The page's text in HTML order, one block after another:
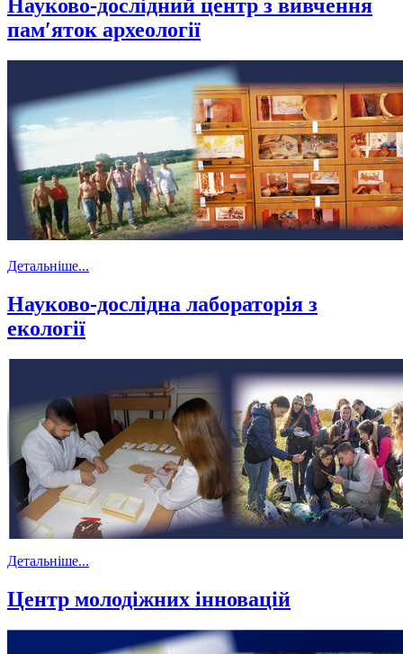
Науково-дослідний центр з вивчення
пам′яток археології
Детальніше...
Науково-дослідна лабораторія з
екології
Детальніше...
Центр молодіжних інновацій